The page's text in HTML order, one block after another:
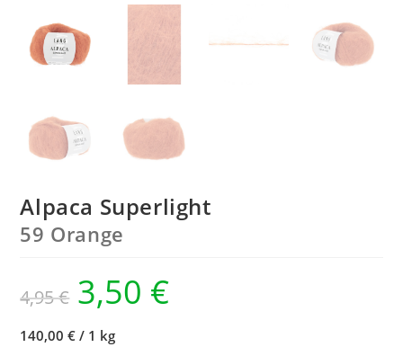
Alpaca Superlight
59 Orange
4,95€ 3,50 €
140,00 € / 1 kg